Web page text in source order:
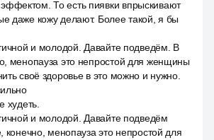
То есть пиявки впрыскивают
даже кожу делают. Более такой, я бы
и молодой. Давайте подведём. В
менопауза это непростой для женщины
своё здоровье в это можно и нужно.
худеть.
и молодой. Давайте подведём
конечно, менопауза это непростой для